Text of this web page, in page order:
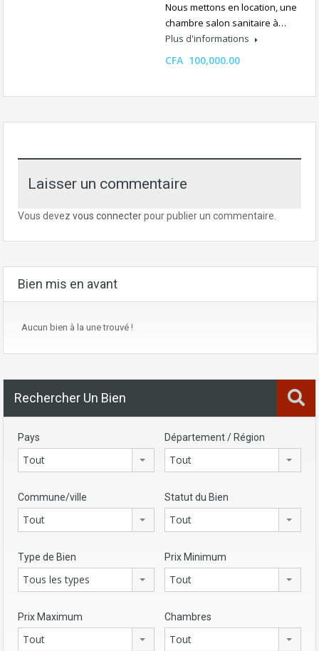
Nous mettons en location, une
chambre salon sanitaire à…
Plus d'informations
CFA 100,000.00
Laisser un commentaire
Vous devez vous connecterpour publier un commentaire.
Bien mis en avant
Aucun bien à la une trouvé !
Rechercher Un Bien
Pays
Tout
Département / Région
Tout
Commune/ville
Tout
Statut du Bien
Tout
Type de Bien
Tous les types
Prix Minimum
Tout
Prix Maximum
Tout
Chambres
Tout